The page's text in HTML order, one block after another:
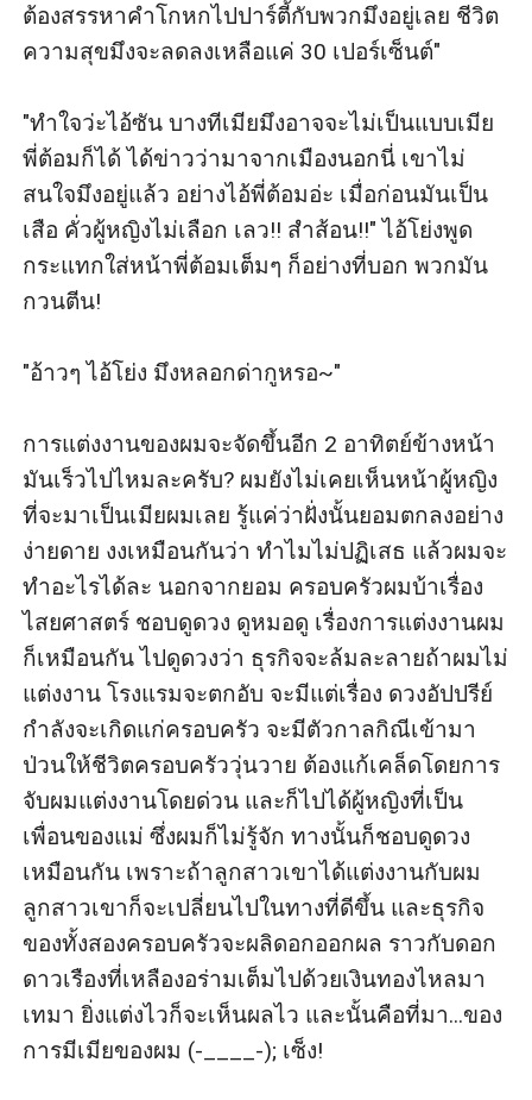
ต้องสรรหาคำโกหกไปปาร์ตี้กับพวกมึงอยู่เลย ชีวิต
ความสุขมึงจะลดลงเหลือแค่ 30 เปอร์เซ็นต์"
"ทำใจว่ะไอ้ซัน บางทีเมียมึงอาจจะไม่เป็นแบบเมีย
พี่ต้อมก็ได้ ได้ข่าวว่ามาจากเมืองนอกนี่ เขาไม่
สนใจมึงอยู่แล้ว อย่างไอ้พี่ต้อมอ่ะ เมื่อก่อนมันเป็น
เสือ คั่วผู้หญิงไม่เลือก เลว!! สำส้อน!!" ไอ้โย่งพูด
กระแทกใส่หน้าพี่ต้อมเต็มๆ ก็อย่างที่บอก พวกมัน
กวนตีน!
"อ้าวๆ ไอ้โย่ง มึงหลอกด่ากูหรอ~"
การแต่งงานของผมจะจัดขึ้นอีก 2 อาทิตย์ข้างหน้า
มันเร็วไปไหมละครับ? ผมยังไม่เคยเห็นหน้าผู้หญิง
ที่จะมาเป็นเมียผมเลย รู้แค่ว่าฝั่งนั้นยอมตกลงอย่าง
ง่ายดาย งงเหมือนกันว่า ทำไมไม่ปฏิเสธ แล้วผมจะ
ทำอะไรได้ละ นอกจากยอม ครอบครัวผมบ้าเรื่อง
ไสยศาสตร์ ชอบดูดวง ดูหมอดู เรื่องการแต่งงานผม
ก็เหมือนกัน ไปดูดวงว่า ธุรกิจจะล้มละลายถ้าผมไม่
แต่งงาน โรงแรมจะตกอับ จะมีแต่เรื่อง ดวงอัปปรีย์
กำลังจะเกิดแก่ครอบครัว จะมีตัวกาลกิณีเข้ามา
ป่วนให้ชีวิตครอบครัววุ่นวาย ต้องแก้เคล็ดโดยการ
จับผมแต่งงานโดยด่วน และก็ไปได้ผู้หญิงที่เป็น
เพื่อนของแม่ ซึ่งผมก็ไม่รู้จัก ทางนั้นก็ชอบดูดวง
เหมือนกัน เพราะถ้าลูกสาวเขาได้แต่งงานกับผม
ลูกสาวเขาก็จะเปลี่ยนไปในทางที่ดีขึ้น และธุรกิจ
ของทั้งสองครอบครัวจะผลิดอกออกผล ราวกับดอก
ดาวเรืองที่เหลืองอร่ามเต็มไปด้วยเงินทองไหลมา
เทมา ยิ่งแต่งไวก็จะเห็นผลไว และนั้นคือที่มา...ของ
การมีเมียของผม (-____-); เซ็ง!